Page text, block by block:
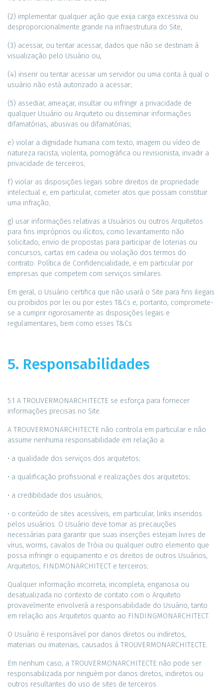
(2) implementar qualquer ação que exija carga excessiva ou
desproporcionalmente grande na infraestrutura do Site,
(3) acessar, ou tentar acessar, dados que não se destinam à
visualização pelo Usuário ou,
(4) inserir ou tentar acessar um servidor ou uma conta à qual o
usuário não está autorizado a acessar;
(5) assediar, ameaçar, insultar ou infringir a privacidade de
qualquer Usuário ou Arquiteto ou disseminar informações
difamatórias, abusivas ou difamatórias;
e) violar a dignidade humana com texto, imagem ou vídeo de
natureza racista, violenta, pornográfica ou revisionista, invadir a
privacidade de terceiros;
f) violar as disposições legais sobre direitos de propriedade
intelectual e, em particular, cometer atos que possam constituir
uma infração;
g) usar informações relativas a Usuários ou outros Arquitetos
para fins impróprios ou ilícitos, como levantamento não
solicitado, envio de propostas para participar de loterias ou
concursos, cartas em cadeia ou violação dos termos do
contrato. Política de Confidencialidade, e em particular por
empresas que competem com serviços similares.
Em geral, o Usuário certifica que não usará o Site para fins ilegais
ou proibidos por lei ou por estes T&Cs e, portanto, compromete-
se a cumprir rigorosamente as disposições legais e
regulamentares, bem como esses T&Cs
5. Responsabilidades
5.1 A TROUVERMONARCHITECTE se esforça para fornecer
informações precisas no Site.
A TROUVERMONARCHITECTE não controla em particular e não
assume nenhuma responsabilidade em relação a:
• a qualidade dos serviços dos arquitetos;
• a qualificação profissional e realizações dos arquitetos;
• a credibilidade dos usuários;
• o conteúdo de sites acessíveis, em particular, links inseridos
pelos usuários. O Usuário deve tomar as precauções
necessárias para garantir que suas inserções estejam livres de
vírus, worms, cavalos de Tróia ou qualquer outro elemento que
possa infringir o equipamento e os direitos de outros Usuários,
Arquitetos, FINDMONARCHITECT e terceiros;
Qualquer informação incorreta, incompleta, enganosa ou
desatualizada no contexto de contato com o Arquiteto
provavelmente envolverá a responsabilidade do Usuário, tanto
em relação aos Arquitetos quanto ao FINDINGMONARCHITECT.
O Usuário é responsável por danos diretos ou indiretos,
materiais ou imateriais, causados ​​à TROUVERMONARCHITECTE.
Em nenhum caso, a TROUVERMONARCHITECTE não pode ser
responsabilizada por ninguém por danos diretos, indiretos ou
outros resultantes do uso de sites de terceiros.